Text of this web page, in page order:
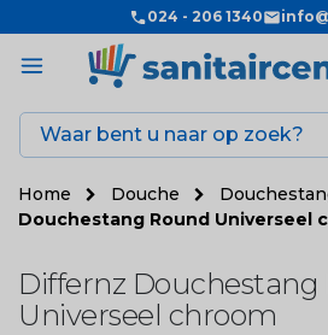
024 - 206 1340
Home Douche
Douchestang Round Universeel
Differnz Douchestang
Universeel chroom